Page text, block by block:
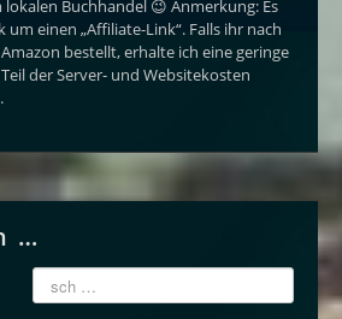
Buchhandel 😉 Anmerkung: Es
einen „Affiliate-Link“. Falls ihr nach
bestellt, erhalte ich eine geringe
der Server- und Websitekosten
…